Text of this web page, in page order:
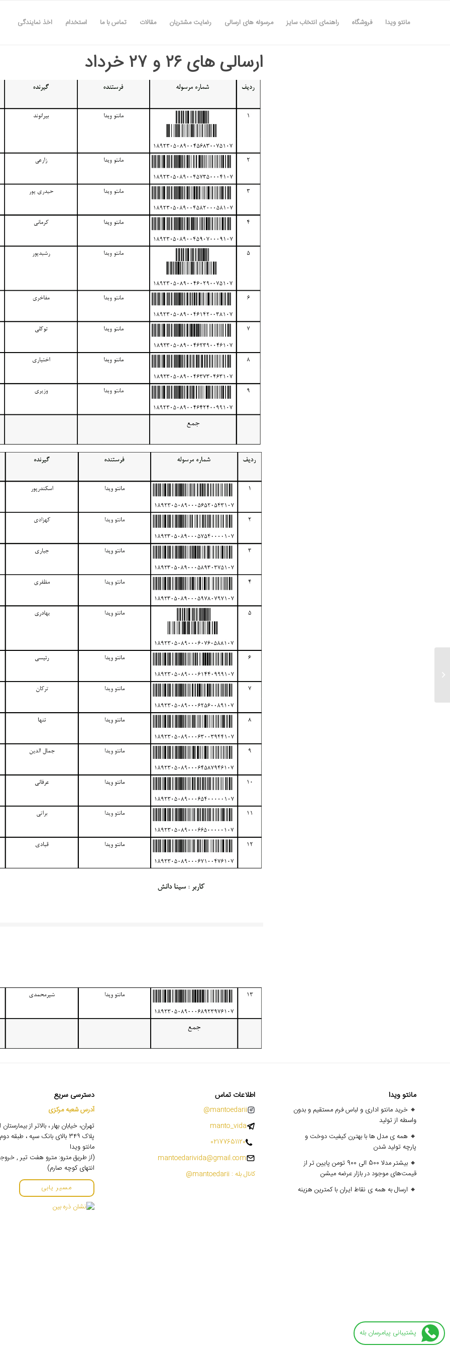
مانتو ویدا فروشگاه راهنمای انتخاب سایز مرسوله های ارسالی رضایت مشتریان مقالات تماس با ما استخدام اخذ نمایندگی
ارسالی های ۲۶ و ۲۷ خرداد
پشتیبانی پیامرسان بله
مانتو ویدا
🔸 خرید مانتو اداری و لباس فرم مستقیم و بدون
واسطه از تولید
🔸 همه ی مدل ها با بهترن کیفیت دوخت و
پارچه تولید شدن
🔸 بیشتر مدلا 500 الی 900 تومن پایین تر از
قیمت‌های موجود در بازار عرضه میشن
🔸 ارسال به همه ی نقاط ایران با کمترین هزینه
اطلاعات تماس
mantoedarii@
manto_vida
02177651120
mantoedarivida@gmail.com
کانال بله : mantoedarii@
دسترسی سریع
آدرس شعبه مرکزی
تهران، خیابان بهار ، بالاتر از
پلاک ۳۴۹ بالای بانک سپه ،
مانتو ویدا
(از طریق مترو: مترو هفت تیر ,
انتهای کوچه صارم)
مسیر یابی